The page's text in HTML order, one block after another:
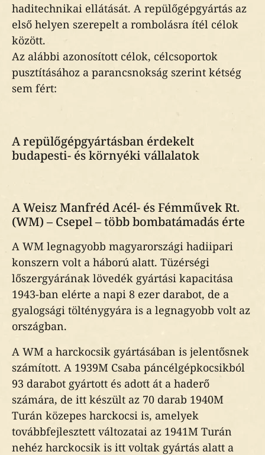
haditechnikai ellátását. A repülőgépgyártás az
első helyen szerepelt a rombolásra ítél célok
között.
Az alábbi azonosított célok, célcsoportok
pusztításához a parancsnokság szerint kétség
sem fért:
A repülőgépgyártásban érdekelt
budapesti- és környéki vállalatok
A Weisz Manfréd Acél- és Fémművek Rt.
(WM) – Csepel – több bombatámadás érte
A WM legnagyobb magyarországi hadiipari
konszern volt a háború alatt. Tüzérségi
lőszergyárának lövedék gyártási kapacitása
1943-ban elérte a napi 8 ezer darabot, de a
gyalogsági tölténygyára is a legnagyobb volt az
országban.
A WM a harckocsik gyártásában is jelentősnek
számított. A 1939M Csaba páncélgépkocsikból
93 darabot gyártott és adott át a haderő
számára, de itt készült az 70 darab 1940M
Turán közepes harckocsi is, amelyek
továbbfejlesztett változatai az 1941M Turán
nehéz harckocsik is itt voltak gyártás alatt a